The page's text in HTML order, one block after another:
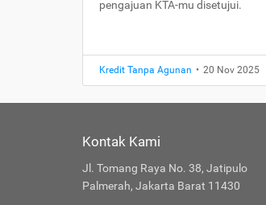
pengajuan KTA-mu disetujui.
Kredit Tanpa Agunan • 20 Nov 2025
Kontak Kami
Jl. Tomang Raya No. 38, Jatipulo
Palmerah, Jakarta Barat 11430